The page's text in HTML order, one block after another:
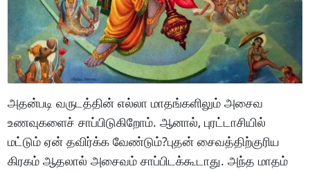
அதன்படி வருடத்தின் எல்லா மாதங்களிலும் அசைவ
உணவுகளைச் சாப்பிடுகிறோம். ஆனால், புரட்டாசியில்
மட்டும் ஏன் தவிர்க்க வேண்டும்?புதன் சைவத்திற்குரிய
கிரகம் ஆதலால் அசைவம் சாப்பிடக்கூடாது. அந்த மாதம்